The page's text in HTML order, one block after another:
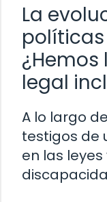
La
legal
A lo largo
testigos de
en las